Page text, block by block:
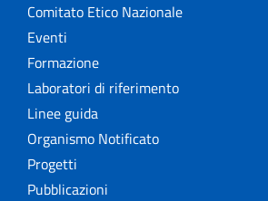
Comitato Etico Nazionale
Eventi
Formazione
Laboratori di riferimento
Linee guida
Organismo Notificato
Progetti
Pubblicazioni